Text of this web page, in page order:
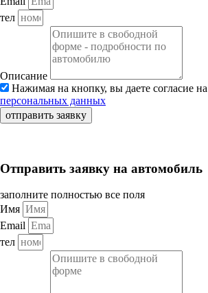
тел
Описание
Нажимая на кнопку, вы даете согласие на
персональных данных
отправить заявку
Отправить заявку на автомобиль
заполните полностью все поля
Имя
Email
тел